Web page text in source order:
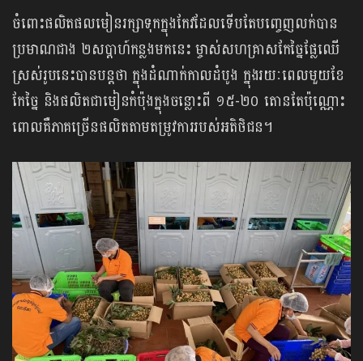
ចំពោះផលិតផលមៀនរក្សាទុកក្នុងកែវដែលទើបតែបញ្ចេញលក់បាន
ប្រមាណជាង ២សប្ដាហ៍កន្លងមកនេះ ម្ចាស់សហគ្រាសកែច្នៃផ្លែឈើ
ស្រស់រូបនេះបានបន្តថា ក្នុងដំណាក់កាលដំបូង ក្នុងរយៈពេលមួយខែ
កែច្នៃ និងផលិតជាមៀនកំប៉ុងក្នុងចន្លោះពី ១៥-២០ តោនតែប៉ុណ្ណោះ
ពោលគឺភាគច្រើនផលិតតាមតម្រូវការរបស់អតិថិជន។